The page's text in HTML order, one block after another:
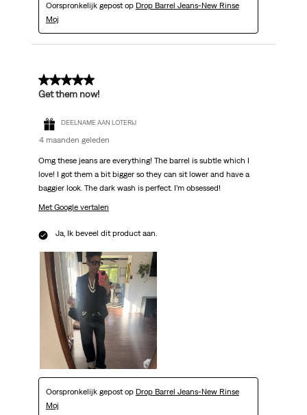
Oorspronkelijk gepost op Drop Barrel Jeans-New Rinse
Moj
5 van 5 sterren.
Get them now!
DEELNAME AAN LOTERIJ
4 maanden geleden
Omg these jeans are everything! The barrel is subtle which I
love! I got them a bit bigger so they can sit lower and have a
baggier look. The dark wash is perfect. I’m obsessed!
Met Google vertalen
Ja, Ik beveel dit product aan.
Oorspronkelijk gepost op Drop Barrel Jeans-New Rinse
Moj